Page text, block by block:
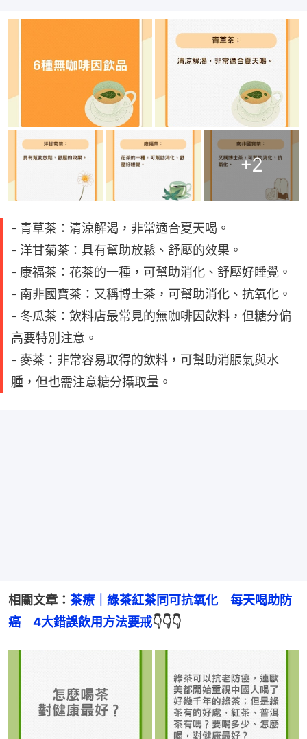
+2
- 青草茶：清涼解渴，非常適合夏天喝。
- 洋甘菊茶：具有幫助放鬆、舒壓的效果。
- 康福茶：花茶的一種，可幫助消化、舒壓好睡覺。
- 南非國寶茶：又稱博士茶，可幫助消化、抗氧化。
- 冬瓜茶：飲料店最常見的無咖啡因飲料，但糖分偏
高要特別注意。
- 麥茶：非常容易取得的飲料，可幫助消脹氣與水
腫，但也需注意糖分攝取量。
相關文章： 茶療｜綠茶紅茶同可抗氧化　每天喝助防
癌　4大錯誤飲用方法要戒👇👇👇